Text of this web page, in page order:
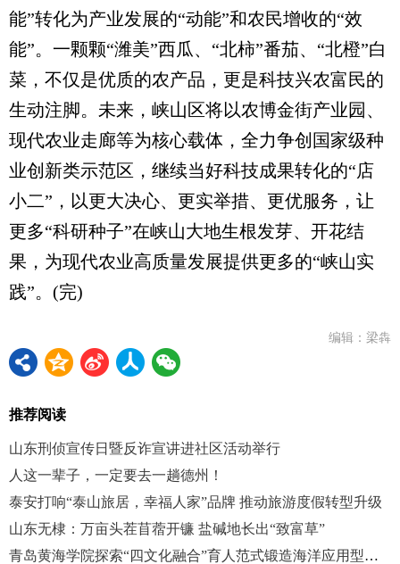
能”转化为产业发展的“动能”和农民增收的“效
能”。一颗颗“潍美”西瓜、“北柿”番茄、“北橙”白
菜，不仅是优质的农产品，更是科技兴农富民的
生动注脚。未来，峡山区将以农博金街产业园、
现代农业走廊等为核心载体，全力争创国家级种
业创新类示范区，继续当好科技成果转化的“店
小二”，以更大决心、更实举措、更优服务，让
更多“科研种子”在峡山大地生根发芽、开花结
果，为现代农业高质量发展提供更多的“峡山实
践”。(完)
编辑：梁犇
推荐阅读
山东刑侦宣传日暨反诈宣讲进社区活动举行
人这一辈子，一定要去一趟德州！
泰安打响“泰山旅居，幸福人家”品牌 推动旅游度假转型升级
山东无棣：万亩头茬苜蓿开镰 盐碱地长出“致富草”
青岛黄海学院探索“四文化融合”育人范式锻造海洋应用型人才